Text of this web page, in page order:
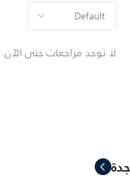
لا توجد مراجعات حتى الآن.
جدة